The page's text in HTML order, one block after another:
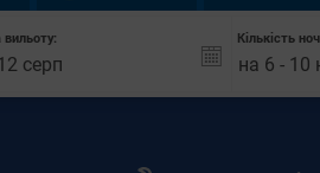
Кількість
на 6 - 10